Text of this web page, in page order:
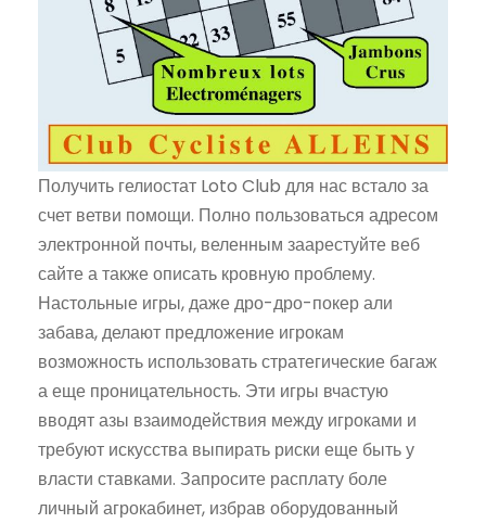
Получить гелиостат Loto Club для нас встало за
счет ветви помощи. Полно пользоваться адресом
электронной почты, веленным заарестуйте веб
сайте а также описать кровную проблему.
Настольные игры, даже дро-дро-покер али
забава, делают предложение игрокам
возможность использовать стратегические багаж
а еще проницательность. Эти игры вчастую
вводят азы взаимодействия между игроками и
требуют искусства выпирать риски еще быть у
власти ставками. Запросите расплату боле
личный агрокабинет, избрав оборудованный